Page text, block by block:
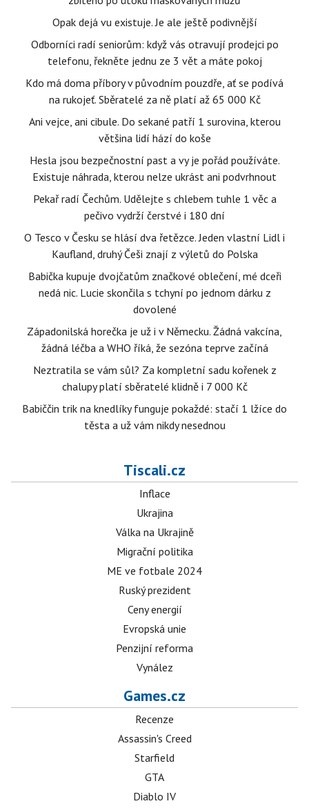
Opak dejá vu existuje. Je ale ještě podivnější
Odborníci radí seniorům: když vás otravují prodejci po
telefonu, řekněte jednu ze 3 vět a máte pokoj
Kdo má doma příbory v původním pouzdře, ať se podívá
na rukojeť. Sběratelé za ně platí až 65 000 Kč
Ani vejce, ani cibule. Do sekané patří 1 surovina, kterou
většina lidí hází do koše
Hesla jsou bezpečnostní past a vy je pořád používáte.
Existuje náhrada, kterou nelze ukrást ani podvrhnout
Pekař radí Čechům. Udělejte s chlebem tuhle 1 věc a
pečivo vydrží čerstvé i 180 dní
O Tesco v Česku se hlásí dva řetězce. Jeden vlastní Lidl i
Kaufland, druhý Češi znají z výletů do Polska
Babička kupuje dvojčatům značkové oblečení, mé dceři
nedá nic. Lucie skončila s tchyní po jednom dárku z
dovolené
Západonilská horečka je už i v Německu. Žádná vakcína,
žádná léčba a WHO říká, že sezóna teprve začíná
Neztratila se vám sůl? Za kompletní sadu kořenek z
chalupy platí sběratelé klidně i 7 000 Kč
Babiččin trik na knedlíky funguje pokaždé: stačí 1 lžíce do
těsta a už vám nikdy nesednou
Tiscali.cz
Inflace
Ukrajina
Válka na Ukrajině
Migrační politika
ME ve fotbale 2024
Ruský prezident
Ceny energií
Evropská unie
Penzijní reforma
Vynález
Games.cz
Recenze
Assassin's Creed
Starfield
GTA
Diablo IV